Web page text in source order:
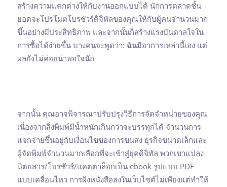
สร้างความแตกต่างให้กับงานออกแบบได้ นักการตลาดชั้น
ยอดจะโปรโมตโบรชัวร์ดิจิทัลของคุณให้กับผู้คนจำนวนมาก
ขึ้นอย่างมีประสิทธิภาพ และจากนั้นก็สร้างแรงบันดาลใจใน
การซื้อได้ง่ายขึ้น บางคนจะพูดว่า: ฉันมีอาการเหล่านี้เอง แต่
ผลยังไม่ค่อยน่าพอใจนัก
จากนั้น คุณอาจพิจารณาปรับปรุงวิธีการจัดจำหน่ายของคุณ
เนื่องจากสิ่งพิมพ์มีน้ำหนักเกินกว่าจะบรรทุกได้ จำนวนการ
แจกจ่ายขึ้นอยู่กับเงื่อนไขของการขนส่ง ธุรกิจขนาดเล็กและ
ผู้จัดพิมพ์จำนวนมากเลือกที่จะเข้าสู่ยุคดิจิทัล พวกเขาแปลง
นิตยสาร/โบรชัวร์/แคตตาล็อกเป็น ebook รูปแบบ PDF
แบบเคลื่อนไหว การฝังหนังสือลงในเว็บไซต์ไม่เพียงแต่ทำให้